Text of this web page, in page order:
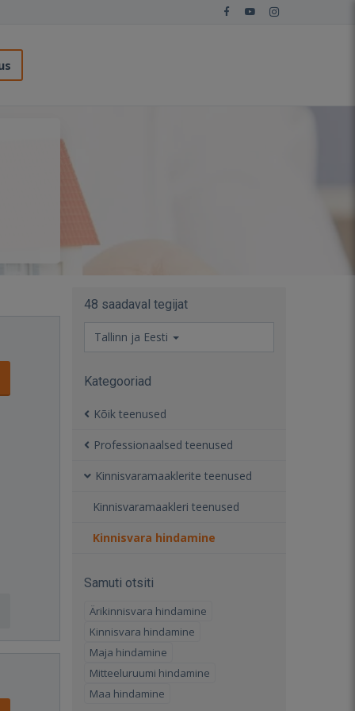
48 saadaval tegijat
Tallinn ja Eesti
Kategooriad
Kõik teenused
Professionaalsed teenused
Kinnisvaramaaklerite teenused
Kinnisvaramaakleri teenused
Kinnisvara hindamine
Samuti otsiti
Ärikinnisvara hindamine
Kinnisvara hindamine
Maja hindamine
Mitteeluruumi hindamine
Maa hindamine